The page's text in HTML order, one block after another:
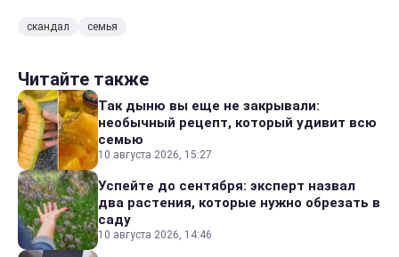
скандал семья
Читайте также
Так дыню вы еще не закрывали:
необычный рецепт, который удивит всю
семью
10 августа 2026, 15:27
Успейте до сентября: эксперт назвал
два растения, которые нужно обрезать в
саду
10 августа 2026, 14:46